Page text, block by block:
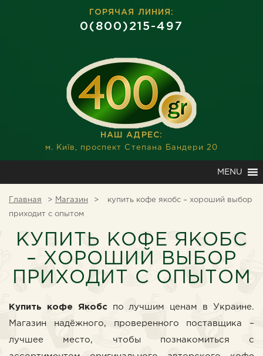
ГОРЯЧАЯ ЛИНИЯ:
0(800)215-497
НАШ АДРЕС:
м. Київ, проспект Степана Бандери 20
MENU
Главная Магазин купить кофе якобс – хороший выбор
приходит с опытом
КУПИТЬ КОФЕ ЯКОБС
– ХОРОШИЙ ВЫБОР
ПРИХОДИТ С ОПЫТОМ
Купить кофе Якобспо лучшим ценам в Украине.
Магазин надёжного, проверенного поставщика –
лучшее место, чтобы познакомиться с